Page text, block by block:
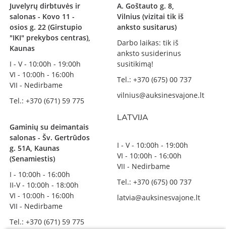
Juvelyrų dirbtuvės ir
salonas - Kovo 11 -
osios g. 22 (Girstupio
"IKI" prekybos centras),
Kaunas
I - V - 10:00h - 19:00h
VI - 10:00h - 16:00h
VII - Nedirbame
Tel.: +370 (671) 59 775
Gaminių su deimantais
salonas - Šv. Gertrūdos
g. 51A, Kaunas
(Senamiestis)
I - 10:00h - 16:00h
II-V - 10:00h - 18:00h
VI - 10:00h - 16:00h
VII - Nedirbame
Tel.: +370 (671) 59 775
A. Goštauto g. 8,
Vilnius (vizitai tik iš
anksto susitarus)
Darbo laikas: tik iš
anksto susiderinus
susitikimą!
Tel.: +370 (675) 00 737
vilnius@auksinesvajone.lt
LATVIJA
I - V - 10:00h - 19:00h
VI - 10:00h - 16:00h
VII - Nedirbame
Tel.: +370 (675) 00 737
latvia@auksinesvajone.lt